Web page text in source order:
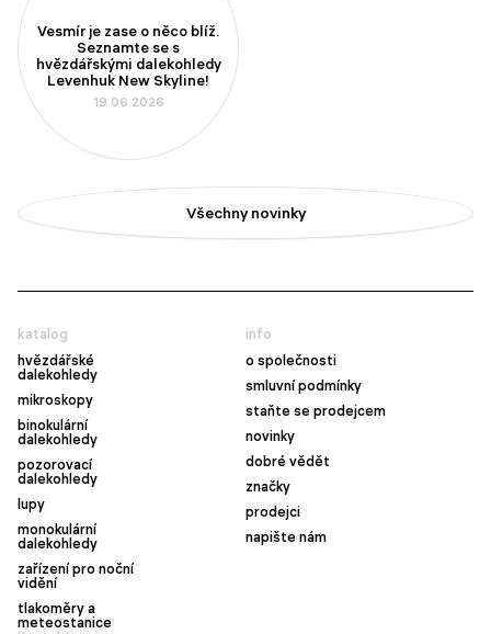
Vesmír je zase o něco blíž.
Seznamte se s
hvězdářskými dalekohledy
Levenhuk New Skyline!
19.06.2026
Všechny novinky
katalog
hvězdářské
dalekohledy
mikroskopy
binokulární
dalekohledy
pozorovací
dalekohledy
lupy
monokulární
dalekohledy
zařízení pro noční
vidění
tlakoměry a
meteostanice
info
o společnosti
smluvní podmínky
staňte se prodejcem
novinky
dobré vědět
značky
prodejci
napište nám